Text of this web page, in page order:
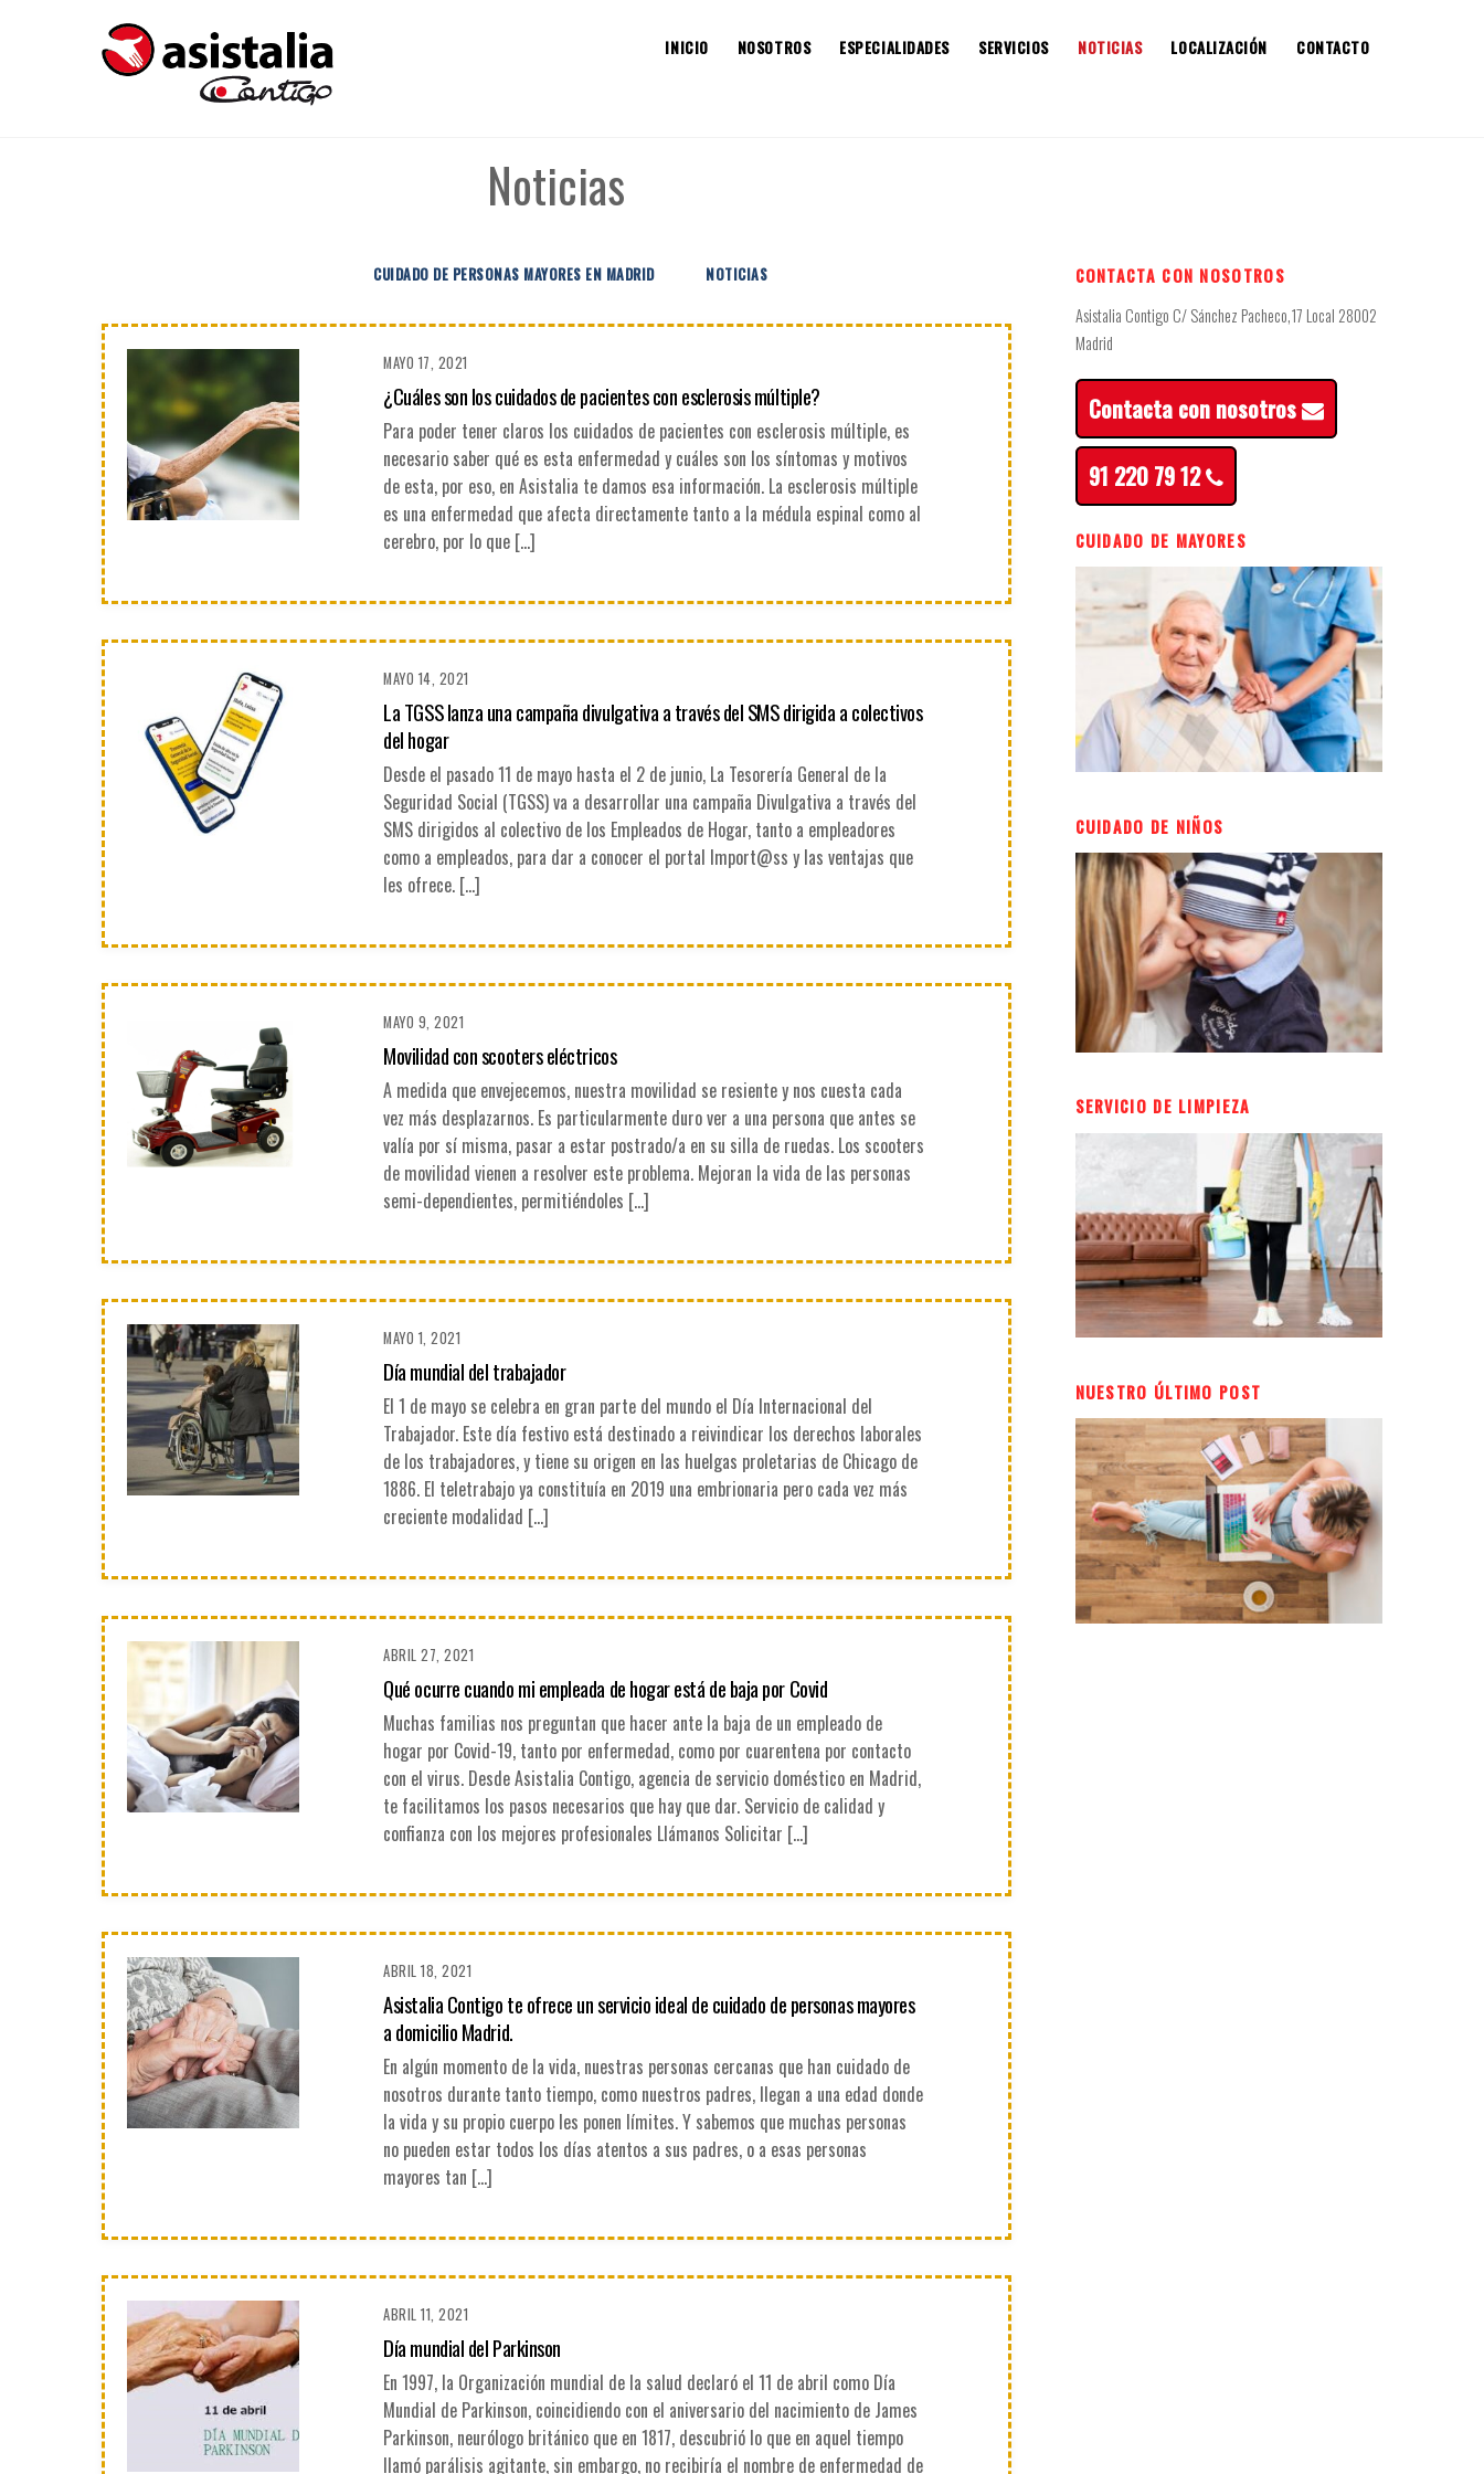
INICIO NOSOTROS ESPECIALIDADES SERVICIOS NOTICIAS LOCALIZACIÓN CONTACTO
Noticias
CUIDADO DE PERSONAS MAYORES EN MADRID NOTICIAS
MAYO 17, 2021
¿Cuáles son los cuidados de pacientes con esclerosis múltiple?
Para poder tener claros los cuidados de pacientes con esclerosis múltiple, es
necesario saber qué es esta enfermedad y cuáles son los síntomas y motivos
de esta, por eso, en Asistalia te damos esa información. La esclerosis múltiple
es una enfermedad que afecta directamente tanto a la médula espinal como al
cerebro, por lo que […]
MAYO 14, 2021
La TGSS lanza una campaña divulgativa a través del SMS dirigida a colectivos
del hogar
Desde el pasado 11 de mayo hasta el 2 de junio, La Tesorería General de la
Seguridad Social (TGSS) va a desarrollar una campaña Divulgativa a través del
SMS dirigidos al colectivo de los Empleados de Hogar, tanto a empleadores
como a empleados, para dar a conocer el portal Import@ss y las ventajas que
les ofrece. […]
MAYO 9, 2021
Movilidad con scooters eléctricos
A medida que envejecemos, nuestra movilidad se resiente y nos cuesta cada
vez más desplazarnos. Es particularmente duro ver a una persona que antes se
valía por sí misma, pasar a estar postrado/a en su silla de ruedas. Los scooters
de movilidad vienen a resolver este problema. Mejoran la vida de las personas
semi-dependientes, permitiéndoles […]
MAYO 1, 2021
Día mundial del trabajador
El 1 de mayo se celebra en gran parte del mundo el Día Internacional del
Trabajador. Este día festivo está destinado a reivindicar los derechos laborales
de los trabajadores, y tiene su origen en las huelgas proletarias de Chicago de
1886. El teletrabajo ya constituía en 2019 una embrionaria pero cada vez más
creciente modalidad […]
ABRIL 27, 2021
Qué ocurre cuando mi empleada de hogar está de baja por Covid
Muchas familias nos preguntan que hacer ante la baja de un empleado de
hogar por Covid-19, tanto por enfermedad, como por cuarentena por contacto
con el virus. Desde Asistalia Contigo, agencia de servicio doméstico en Madrid,
te facilitamos los pasos necesarios que hay que dar. Servicio de calidad y
confianza con los mejores profesionales Llámanos Solicitar […]
ABRIL 18, 2021
Asistalia Contigo te ofrece un servicio ideal de cuidado de personas mayores
a domicilio Madrid.
En algún momento de la vida, nuestras personas cercanas que han cuidado de
nosotros durante tanto tiempo, como nuestros padres, llegan a una edad donde
la vida y su propio cuerpo les ponen límites. Y sabemos que muchas personas
no pueden estar todos los días atentos a sus padres, o a esas personas
mayores tan […]
ABRIL 11, 2021
Día mundial del Parkinson
En 1997, la Organización mundial de la salud declaró el 11 de abril como Día
Mundial de Parkinson, coincidiendo con el aniversario del nacimiento de James
Parkinson, neurólogo británico que en 1817, descubrió lo que en aquel tiempo
llamó parálisis agitante, sin embargo, no recibiría el nombre de enfermedad de
CONTACTA CON NOSOTROS
Asistalia Contigo C/ Sánchez Pacheco,17 Local 28002
Madrid
Contacta con nosotros
91 220 79 12
CUIDADO DE MAYORES
CUIDADO DE NIÑOS
SERVICIO DE LIMPIEZA
NUESTRO ÚLTIMO POST